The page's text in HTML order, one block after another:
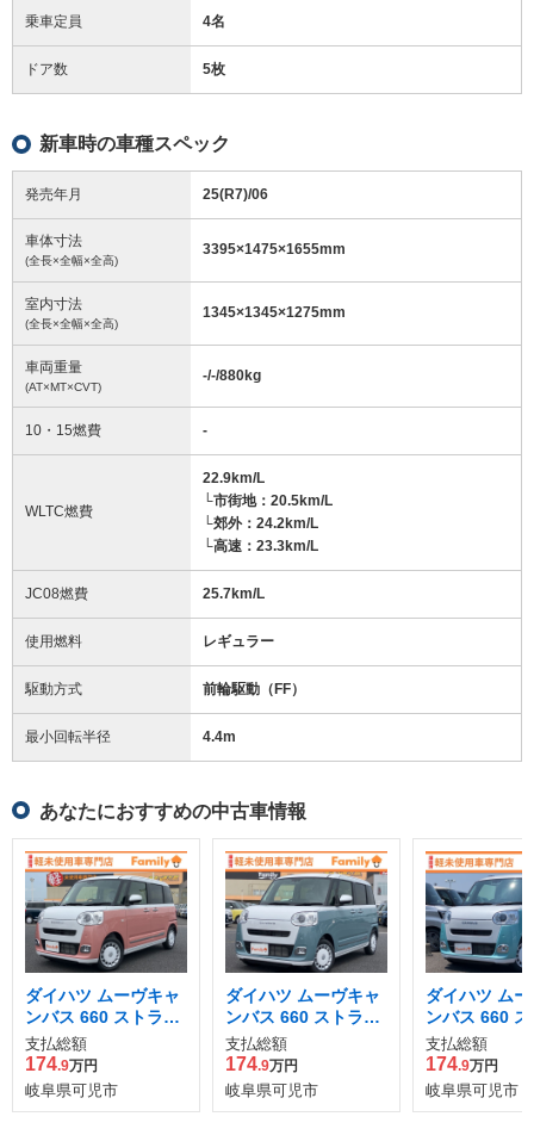
乗車定員 4名
ドア数 5枚
新車時の車種スペック
発売年月 25(R7)/06
車体寸法
(全長×全幅×全高)
3395×1475×1655mm
室内寸法
(全長×全幅×全高)
1345×1345×1275mm
車両重量
(AT×MT×CVT)
-/-/880kg
10・15燃費 -
WLTC燃費
22.9km/L
└市街地：20.5km/L
└郊外：24.2km/L
└高速：23.3km/L
JC08燃費 25.7km/L
使用燃料 レギュラー
駆動方式 前輪駆動（FF）
最小回転半径 4.4m
あなたにおすすめの中古車情報
ダイハツ ムーヴキャ
ンバス 660 ストライ
プス G
支払総額
174.9万円
岐阜県可児市
ダイハツ ムーヴキャ
ンバス 660 ストライ
プス G
支払総額
174.9万円
岐阜県可児市
ダイハツ ム
ンバス 660
プス G
支払総額
174.9万円
岐阜県可児市